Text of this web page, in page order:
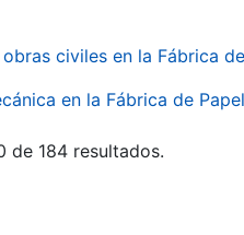
civiles en la Fábrica
en la Fábrica de
de 184 resultados.